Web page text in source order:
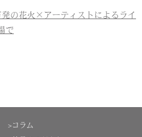
発の花火×アーティストによるライ
で
>コラム